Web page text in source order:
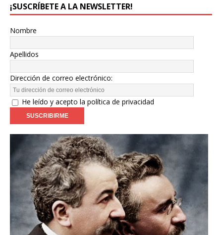
¡SUSCRÍBETE A LA NEWSLETTER!
Nombre
Apellidos
Dirección de correo electrónico:
He leído y acepto la política de privacidad